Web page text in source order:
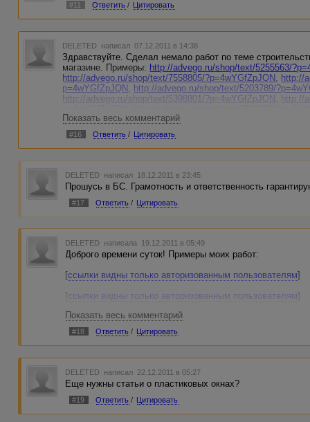
#11 Ответить / Цитировать
DELETED написал 07.12.2011 в 14:38
Здравствуйте. Сделал немало работ по теме
магазине. Примеры: http://advego.ru/shop/text/5255563/
http://advego.ru/shop/text/7558805/?p=4wYGfZpJQN
http://
p=4wYGfZpJQN
http://advego.ru/shop/text/5203789/
http://advego.ru/shop/text/5398801/?p=4wYGfZpJQN
http://
Показать весь комментарий
#16 Ответить / Цитировать
DELETED написал 18.12.2011 в 23:45
Прошусь в БС. Грамотность и ответственность
#17 Ответить / Цитировать
DELETED написала 19.12.2011 в 05:49
Доброго времени суток! Примеры моих работ:
[ссылки видны только авторизованным пользователям]
[ссылки видны только авторизованным пользователям]
[ ссылки видны только авторизованным пользователям
ссылки видны только авторизованным пользователям
[ссылки видны только авторизованным пользователям]
[ссылки видны только авторизованным пользователям
ссылки видны только авторизованным пользователям
Показать весь комментарий
#18 Ответить / Цитировать
DELETED написал 22.12.2011 в 05:27
Еще нужны статьи о пластиковых окнах?
#19 Ответить / Цитировать